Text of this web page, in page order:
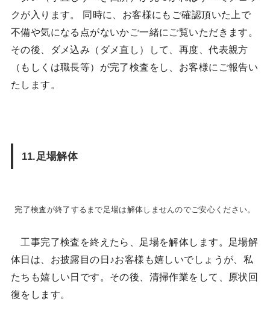
クが入ります。 同時に、お客様にもご確認頂いた上で
不備や気になる点がないかご一緒にご覧いただきます。
その後、ダメ込み（ダメ直し）して、再度、代表親方
（もしくは職長等）が完了検査をし、お客様にご報告い
たします。
11.足場解体
完了検査が終了するまで足場は解体しませんのでご安心ください。
工事完了検査を終えたら、足場を解体します。足場解
体日は、お披露目の日♪お客様も嬉しいでしょうが、私
たちも嬉しい日です。その後、清掃作業をして、原状回
復をします。